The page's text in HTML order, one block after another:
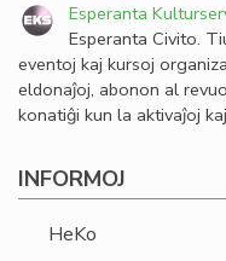
Esperanta
Esperanta Civito.
eventoj kaj kursoj
eldonaĵoj, abonon al
konatiĝi kun la aktivaĵoj
INFORMOJ
HeKo